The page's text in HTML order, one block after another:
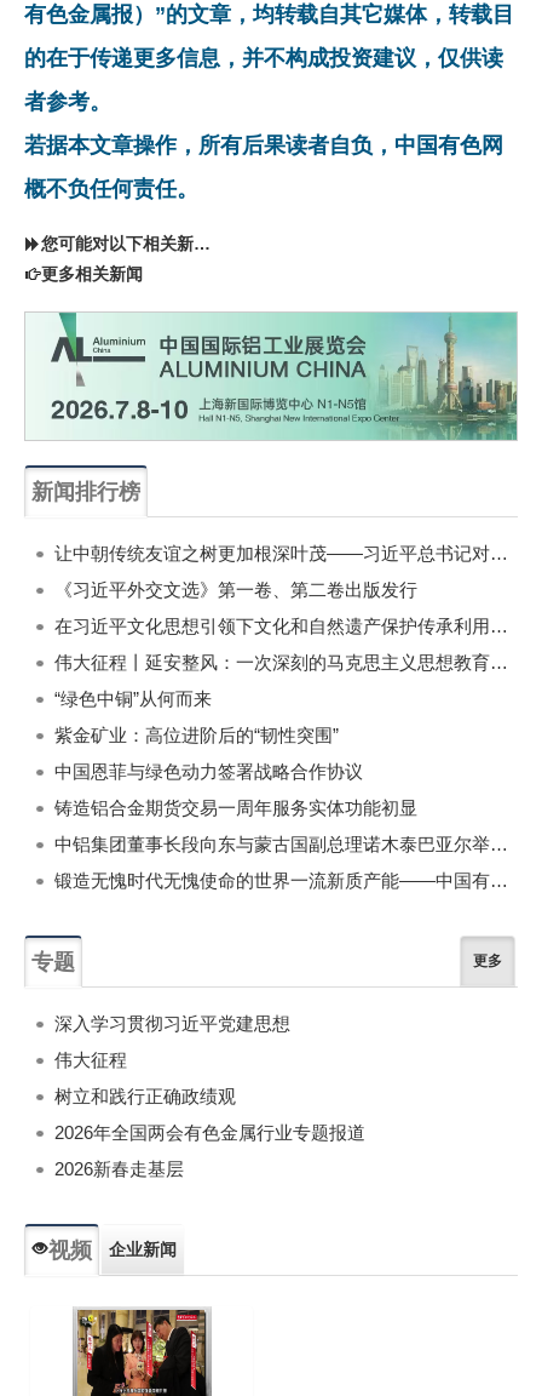
有色金属报）”的文章，均转载自其它媒体，转载目
的在于传递更多信息，并不构成投资建议，仅供读
者参考。
若据本文章操作，所有后果读者自负，中国有色网
概不负任何责任。
您可能对以下相关新闻同样感兴趣
更多相关新闻
新闻排行榜
让中朝传统友谊之树更加根深叶茂——习近平总书记对朝鲜进行国事访问纪实
《习近平外交文选》第一卷、第二卷出版发行
在习近平文化思想引领下文化和自然遗产保护传承利用工作开创新局面
伟大征程丨延安整风：一次深刻的马克思主义思想教育运动
“绿色中铜”从何而来
紫金矿业：高位进阶后的“韧性突围”
中国恩菲与绿色动力签署战略合作协议
铸造铝合金期货交易一周年服务实体功能初显
中铝集团董事长段向东与蒙古国副总理诺木泰巴亚尔举行会谈
锻造无愧时代无愧使命的世界一流新质产能——中国有色金属工业的战略应对与破局之道（二）
专题 更多
深入学习贯彻习近平党建思想
伟大征程
树立和践行正确政绩观
2026年全国两会有色金属行业专题报道
2026新春走基层
视频 企业新闻